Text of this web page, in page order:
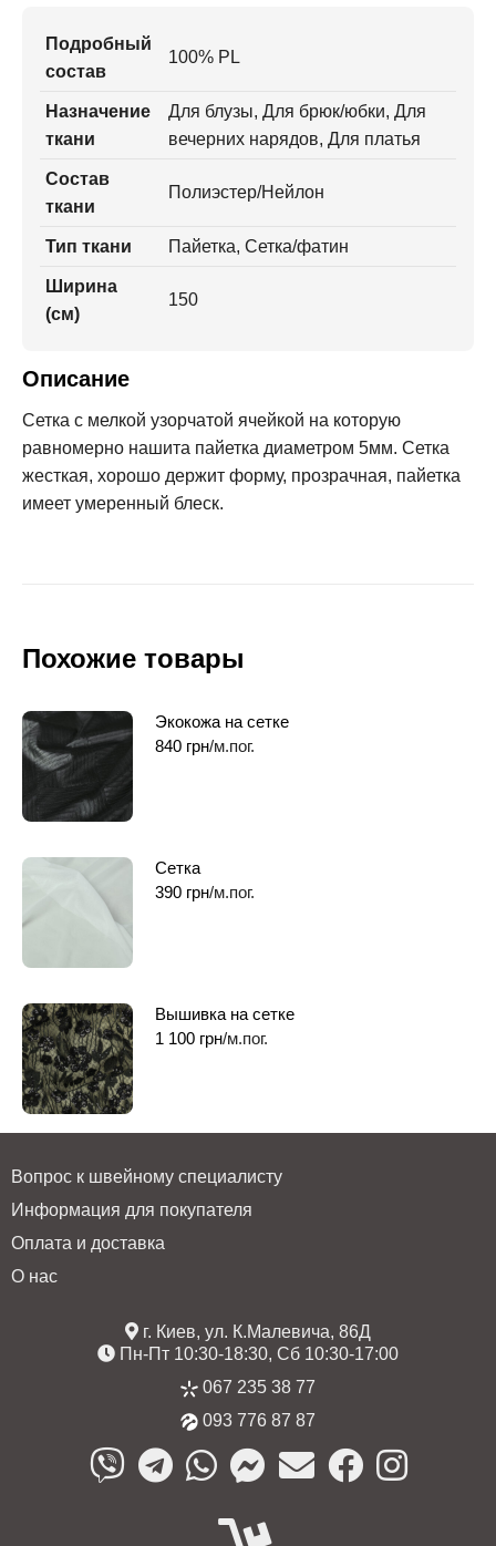
Подробный
состав
100% PL
Назначение
ткани
Для блузы, Для брюк/юбки, Для
вечерних нарядов, Для платья
Состав
ткани
Полиэстер/Нейлон
Тип ткани Пайетка, Сетка/фатин
Ширина
(см)
150
Описание
Сетка с мелкой узорчатой ячейкой на которую
равномерно нашита пайетка диаметром 5мм. Сетка
жесткая, хорошо держит форму, прозрачная, пайетка
имеет умеренный блеск.
Похожие товары
Экокожа на сетке
840 грн/м.пог.
Сетка
390 грн/м.пог.
Вышивка на сетке
1 100 грн/м.пог.
Вопрос к швейному специалисту
Информация для покупателя
Оплата и доставка
О нас
г. Киев, ул. К.Малевича, 86Д
Пн-Пт 10:30-18:30, Сб 10:30-17:00
067 235 38 77
093 776 87 87